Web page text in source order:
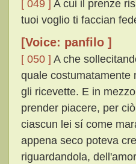
[ 049 ] A cui il prenze
tuoi voglio ti faccian
[Voice: panfilo ]
[ 050 ] A che
quale costumatamente
gli ricevette. E in
prender piacere, per
ciascun lei sí come
appena seco poteva
riguardandola,